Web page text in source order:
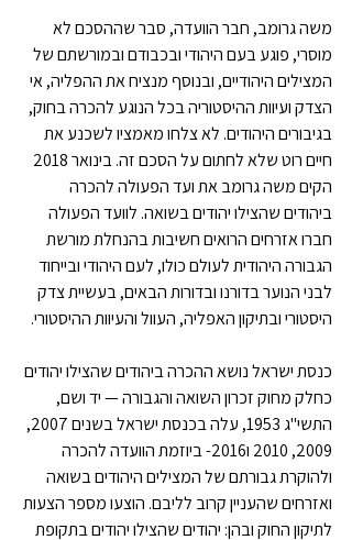
משה גרומב, חבר הוועדה, סבר שההסכם לא
מוסרי, פוגע בעם היהודי ובכבודם ובמורשתם של
המצילים היהודיים, ובנוסף מנציח את ההפליה, אי
הצדק ועיוות ההיסטוריה בכל הנוגע להכרה בחוק,
בגיבורים היהודים. לא צלחו מאמציו לשכנע את
הקים משה גרומב את ועד הפעולה להכרה
ביהודים שהצילו יהודים בשואה. לוועד הפעולה
חברו אזרחים הרואים חשיבות בהנחלת מורשת
הגבורה היהודית לעולם כולו, לעם היהודי ובייחוד
לבני הנוער בדורנו ובדורות הבאים, בעשיית צדק
היסטורי ובתיקון האפליה, העוול והעיוות ההיסטורי.
כנסת ישראל נושא ההכרה ביהודים שהצילו יהודים
כחלק מחוק זכרון השואה והגבורה — יד ושם,
התשי"ג 1953, עלה בכנסת ישראל בשנים 2007,
2009, 2010 ו2016- ביוזמת הוועדה להכרה
ולהוקרת גבורתם של המצילים היהודים בשואה
ואזרחים שהעניין קרוב לליבם. הוצעו מספר הצעות
לתיקון החוק ובהן: יהודים שהצילו יהודים בתקופת